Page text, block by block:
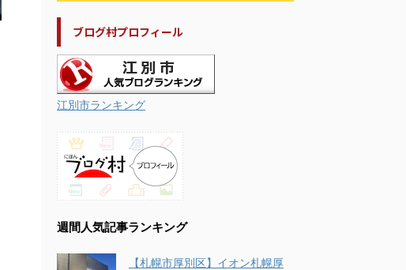
ブログ村プロフィール
江別市ランキング
週間人気記事ランキング
【札幌市厚別区】イオン札幌厚